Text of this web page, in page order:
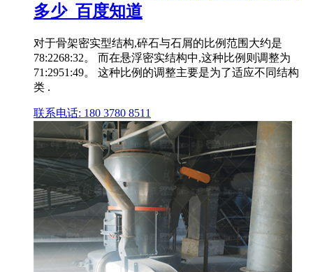
多少_百度知道
对于骨架密实型结构,碎石与石屑的比例范围大约是
78:2268:32。 而在悬浮密实结构中,这种比例则调整为
71:2951:49。 这种比例的调整主要是为了适应不同结构
类 .
联系电话: 180 3780 8511